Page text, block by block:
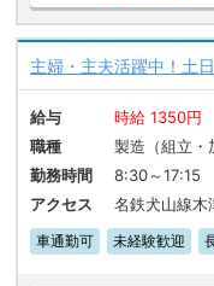
主婦・主夫活躍中！土
給与
時給 1350円
職種
製造（組立・
勤務時間
8:30～17:15
アクセス
名鉄犬山線木
車通勤可 未経験歓迎